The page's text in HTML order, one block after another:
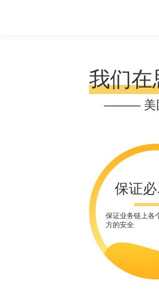
我们在
——— 美
保证
保证业务链上各
方的安全